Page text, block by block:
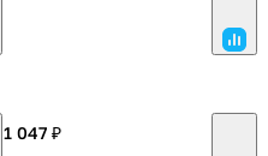
1 047 ₽